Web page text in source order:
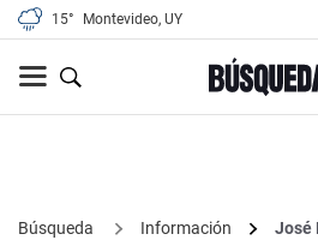
15° Montevideo, UY
Búsqueda Información
José